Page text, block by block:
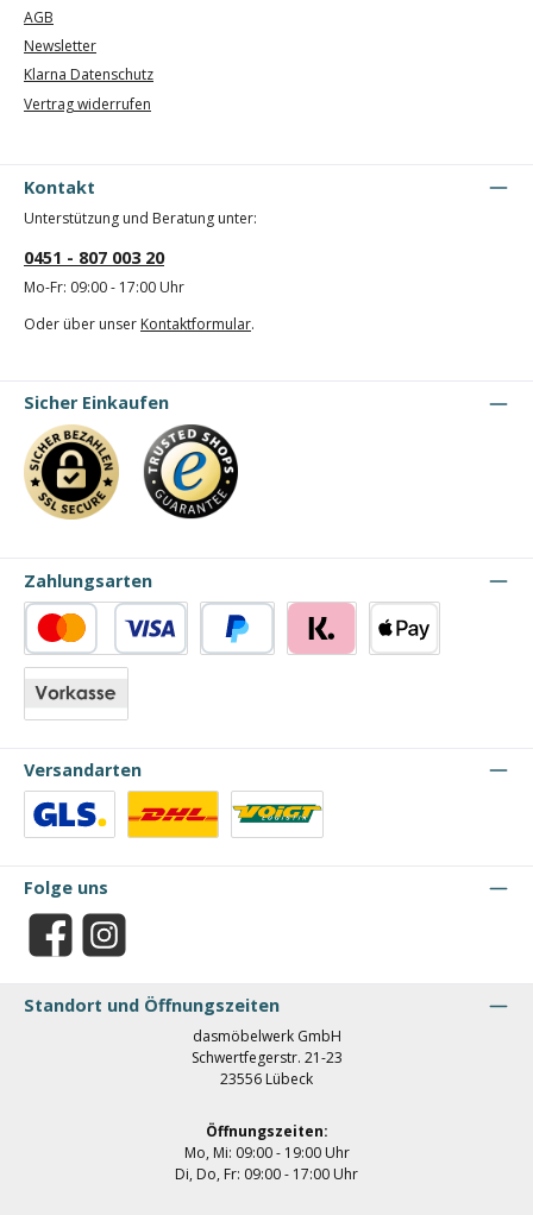
AGB
Newsletter
Klarna Datenschutz
Vertrag widerrufen
Kontakt
Unterstützung und Beratung unter:
0451 - 807 003 20
Mo-Fr: 09:00 - 17:00 Uhr
Oder über unser Kontaktformular.
Sicher Einkaufen
Zahlungsarten
Kredit- oder Debitkarte
Versandarten
Folge uns
Facebook Instagram
Standort und Öffnungszeiten
dasmöbelwerk GmbH
Schwertfegerstr. 21-23
23556 Lübeck
Öffnungszeiten:
Mo, Mi: 09:00 - 19:00 Uhr
Di, Do, Fr: 09:00 - 17:00 Uhr